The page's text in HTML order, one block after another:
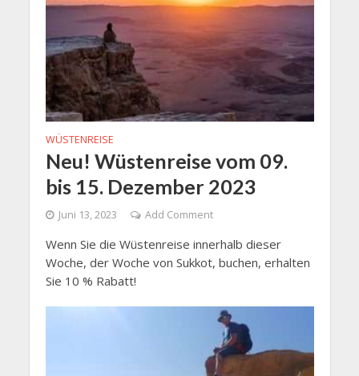
WÜSTENREISE
Neu! Wüstenreise vom 09.
bis 15. Dezember 2023
Juni 13, 2023 Add Comment
Wenn Sie die Wüstenreise innerhalb dieser
Woche, der Woche von Sukkot, buchen, erhalten
Sie 10 % Rabatt!